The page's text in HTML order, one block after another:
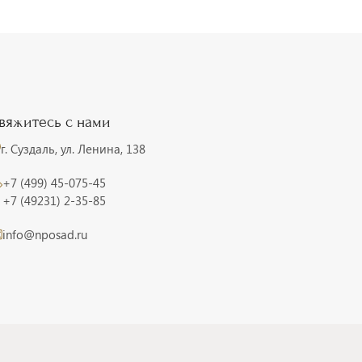
с нами
г. Суздаль, ул. Ленина, 138
+7 (499) 45-075-45
+7 (49231) 2-35-85
info@nposad.ru